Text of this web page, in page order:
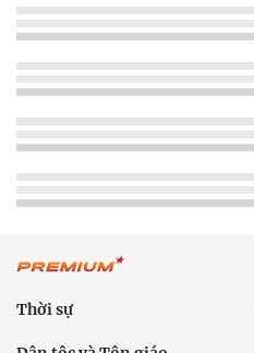
Thời sự